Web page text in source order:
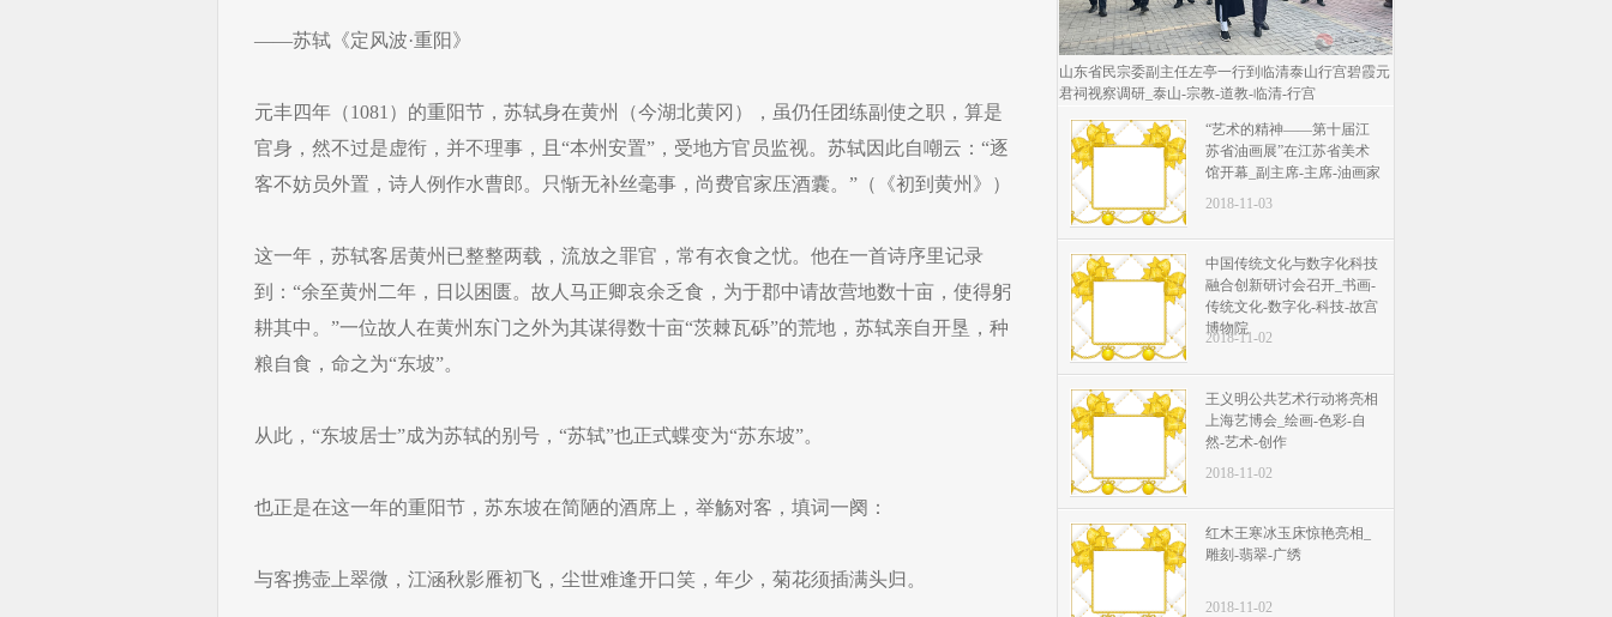
——苏轼《定风波·重阳》
元丰四年（1081）的重阳节，苏轼身在黄州（今湖北黄冈），虽仍任团练副使之职，算是
官身，然不过是虚衔，并不理事，且“本州安置”，受地方官员监视。苏轼因此自嘲云：“逐
客不妨员外置，诗人例作水曹郎。只惭无补丝毫事，尚费官家压酒囊。”（《初到黄州》）
这一年，苏轼客居黄州已整整两载，流放之罪官，常有衣食之忧。他在一首诗序里记录
到：“余至黄州二年，日以困匮。故人马正卿哀余乏食，为于郡中请故营地数十亩，使得躬
耕其中。”一位故人在黄州东门之外为其谋得数十亩“茨棘瓦砾”的荒地，苏轼亲自开垦，种
粮自食，命之为“东坡”。
从此，“东坡居士”成为苏轼的别号，“苏轼”也正式蝶变为“苏东坡”。
也正是在这一年的重阳节，苏东坡在简陋的酒席上，举觞对客，填词一阕：
与客携壶上翠微，江涵秋影雁初飞，尘世难逢开口笑，年少，菊花须插满头归。
山东省民宗委副主任左亭一行到临清泰山行宫碧霞元
君祠视察调研_泰山-宗教-道教-临清-行宫
“艺术的精神——第十届江
苏省油画展”在江苏省美术
馆开幕_副主席-主席-油画家
2018-11-03
中国传统文化与数字化科技
融合创新研讨会召开_书画-
传统文化-数字化-科技-故宫
博物院
2018-11-02
王义明公共艺术行动将亮相
上海艺博会_绘画-色彩-自
然-艺术-创作
2018-11-02
红木王寒冰玉床惊艳亮相_
雕刻-翡翠-广绣
2018-11-02